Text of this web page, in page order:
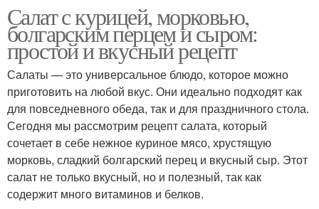
Салат с курицей, морковью,
болгарским перцем и сыром:
простой и вкусный рецепт
Салаты — это универсальное блюдо, которое можно
приготовить на любой вкус. Они идеально подходят как
для повседневного обеда, так и для праздничного стола.
Сегодня мы рассмотрим рецепт салата, который
сочетает в себе нежное куриное мясо, хрустящую
морковь, сладкий болгарский перец и вкусный сыр. Этот
салат не только вкусный, но и полезный, так как
содержит много витаминов и белков.